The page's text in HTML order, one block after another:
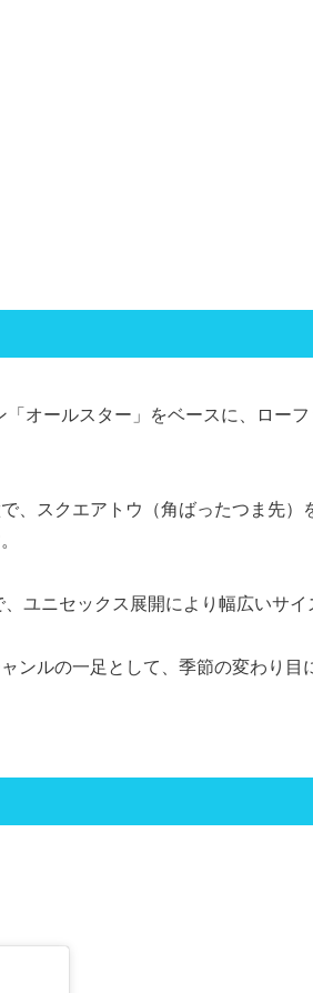
オールスター」をベースに、ロー
、スクエアトウ（角ばったつま先）
ユニセックス展開により幅広いサイ
ンルの一足として、季節の変わり目